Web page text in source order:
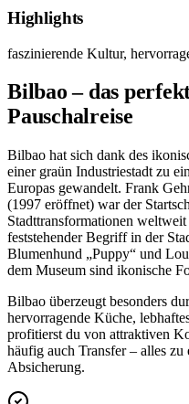
Highlights
faszinierende Kultur,
Bilbao – das
Pauschalreise
Bilbao hat sich dank des
einer graün Industriestadt zu
Europas gewandelt. Frank
(1997 eröffnet) war der
Stadttransformationen
feststehender Begriff in der
Blumenhund „Puppy“ und
dem Museum sind ikonische
Bilbao überzeugt besonders
hervorragende Küche,
profitierst du von attraktiven
häufig auch Transfer – alles
Absicherung.